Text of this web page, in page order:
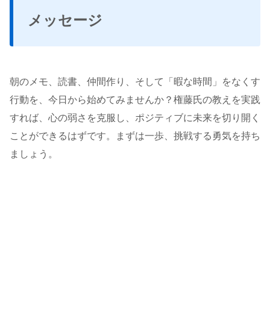
メッセージ
朝のメモ、読書、仲間作り、そして「暇な時間」をなくす
行動を、今日から始めてみませんか？権藤氏の教えを実践
すれば、心の弱さを克服し、ポジティブに未来を切り開く
ことができるはずです。まずは一歩、挑戦する勇気を持ち
ましょう。